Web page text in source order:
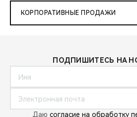
КОРПОРАТИВНЫЕ ПРОДАЖИ
ПОДПИШИТЕСЬ НА
Даю согласие на обработку